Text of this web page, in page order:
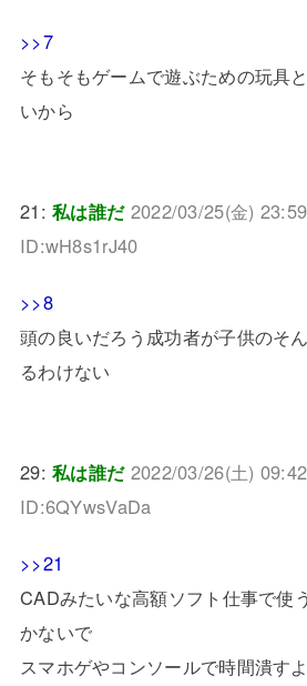
>>7
そもそもゲームで遊ぶための玩具
いから
21:私は誰だ 2022/03/25(金)
ID:wH8s1rJ40
>>8
頭の良いだろう成功者が子供のそ
るわけない
29:私は誰だ 2022/03/26(土)
ID:6QYwsVaDa
>>21
CADみたいな高額ソフト仕事で使
かないで
スマホゲやコンソールで時間潰す